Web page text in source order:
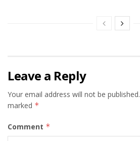
Leave a Reply
Your email address will not be published.
marked *
Comment *